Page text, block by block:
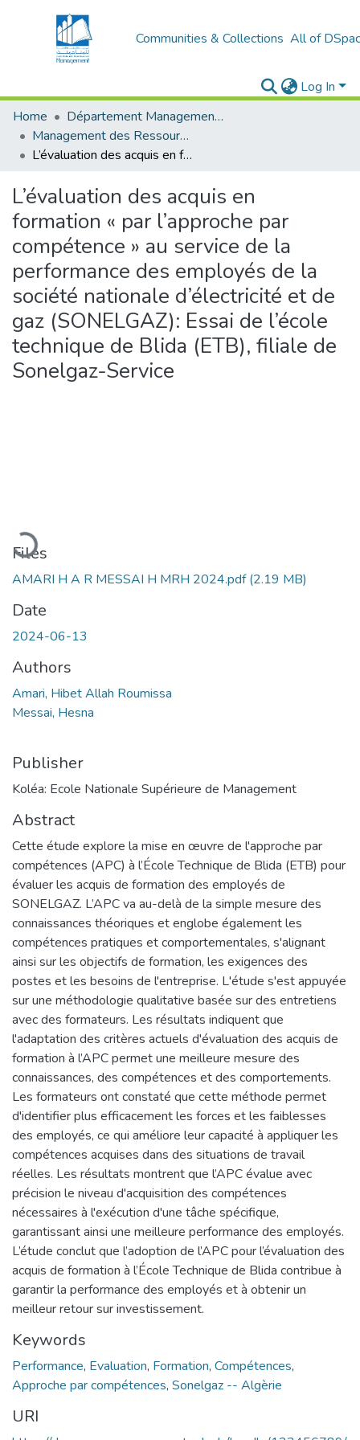
Communities & Collections All of
Log In
Home
Département Management et Entrepreneuriat
Management des Ressources Humaines (MRH)
L’évaluation des acquis en formation « par l’approche par compétence » au service de la performance des employés de la société nationale d’électricité et de gaz (SONELGAZ): Essai de l’école technique de Blida (ETB), filiale de Sonelgaz-Service
L’évaluation des acquis en
formation « par l’approche par
compétence » au service de la
performance des employés de la
société nationale d’électricité et de
gaz (SONELGAZ): Essai de l’école
technique de Blida (ETB), filiale de
Sonelgaz-Service
Loading...
Files
AMARI H A R MESSAI H MRH 2024.pdf(2.19 MB)
Date
2024-06-13
Authors
Amari, Hibet Allah Roumissa
Messai, Hesna
Publisher
Koléa: Ecole Nationale Supérieure de Management
Abstract
Cette étude explore la mise en œuvre de l'approche par
compétences (APC) à l’École Technique de Blida (ETB) pour
évaluer les acquis de formation des employés de
SONELGAZ. L’APC va au-delà de la simple mesure des
connaissances théoriques et englobe également les
compétences pratiques et comportementales, s'alignant
ainsi sur les objectifs de formation, les exigences des
postes et les besoins de l'entreprise. L'étude s'est appuyée
sur une méthodologie qualitative basée sur des entretiens
avec des formateurs. Les résultats indiquent que
l'adaptation des critères actuels d'évaluation des acquis de
formation à l’APC permet une meilleure mesure des
connaissances, des compétences et des comportements.
Les formateurs ont constaté que cette méthode permet
d'identifier plus efficacement les forces et les faiblesses
des employés, ce qui améliore leur capacité à appliquer les
compétences acquises dans des situations de travail
réelles. Les résultats montrent que l’APC évalue avec
précision le niveau d'acquisition des compétences
nécessaires à l'exécution d'une tâche spécifique,
garantissant ainsi une meilleure performance des employés.
L’étude conclut que l’adoption de l’APC pour l’évaluation des
acquis de formation à l’École Technique de Blida contribue à
garantir la performance des employés et à obtenir un
meilleur retour sur investissement.
Keywords
Performance, Evaluation, Formation, Compétences,
Approche par compétences, Sonelgaz -- Algèrie
URI